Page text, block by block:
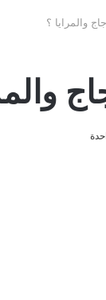
والمرايا ؟